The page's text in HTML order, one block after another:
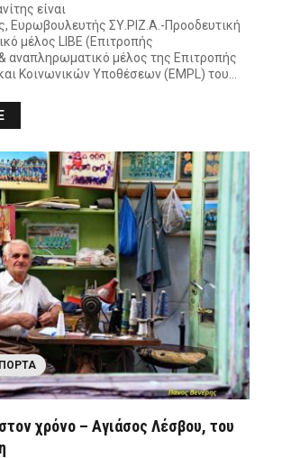
είναι
Ευρωβουλευτής ΣΥ.ΡΙΖ.Α.-Προοδευτική
μέλος LIBE (Επιτροπής
αναπληρωματικό μέλος της Επιτροπής
Κοινωνικών Υποθέσεων (EMPL) του…
χρόνο – Αγιάσος Λέσβου, του